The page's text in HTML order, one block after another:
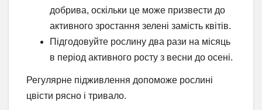
добрива, оскільки це може призвести до
активного зростання зелені замість квітів.
Підгодовуйте рослину два рази на місяць
в період активного росту з весни до осені.
Регулярне підживлення допоможе рослині
цвісти рясно і тривало.